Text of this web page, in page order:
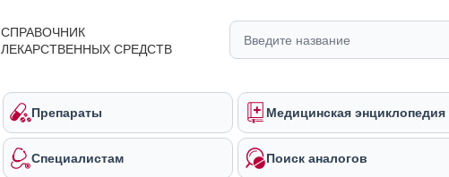
СПРАВОЧНИК
ЛЕКАРСТВЕННЫХ СРЕДСТВ
Препараты Медицинская энциклопедия
Специалистам Поиск аналогов